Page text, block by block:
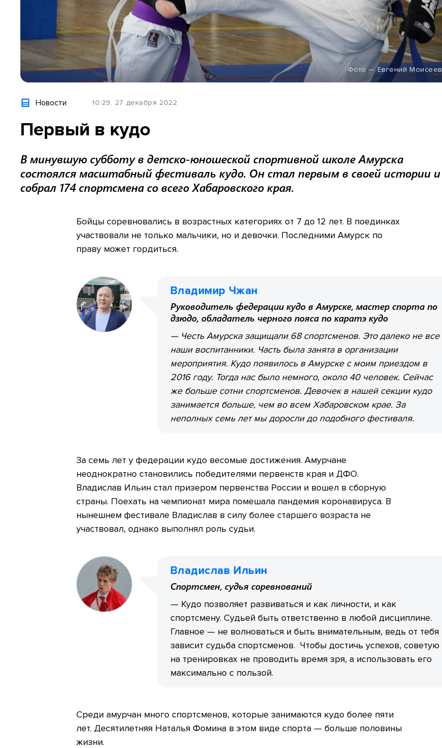
Фото — Евгений Моисеев
Новости 10:29, 27 декабря 2022
Первый в кудо
В минувшую субботу в детско-юношеской спортивной школе Амурска
состоялся масштабный фестиваль кудо. Он стал первым в своей истории и
собрал 174 спортсмена со всего Хабаровского края.
Бойцы соревновались в возрастных категориях от 7 до 12 лет. В поединках
участвовали не только мальчики, но и девочки. Последними Амурск по
праву может гордиться.
Владимир Чжан
Руководитель федерации кудо в Амурске, мастер спорта по
дзюдо, обладатель черного пояса по каратэ кудо
— Честь Амурска защищали 68 спортсменов. Это далеко не все
наши воспитанники. Часть была занята в организации
мероприятия. Кудо появилось в Амурске с моим приездом в
2016 году. Тогда нас было немного, около 40 человек. Сейчас
же больше сотни спортсменов. Девочек в нашей секции кудо
занимается больше, чем во всем Хабаровском крае. За
неполных семь лет мы доросли до подобного фестиваля.
За семь лет у федерации кудо весомые достижения. Амурчане
неоднократно становились победителями первенств края и ДФО.
Владислав Ильин стал призером первенства России и вошел в сборную
страны. Поехать на чемпионат мира помешала пандемия коронавируса. В
нынешнем фестивале Владислав в силу более старшего возраста не
участвовал, однако выполнял роль судьи.
Владислав Ильин
Спортсмен, судья соревнований
— Кудо позволяет развиваться и как личности, и как
спортсмену. Судьей быть ответственно в любой дисциплине.
Главное — не волноваться и быть внимательным, ведь от тебя
зависит судьба спортсменов. Чтобы достичь успехов, советую
на тренировках не проводить время зря, а использовать его
максимально с пользой.
Среди амурчан много спортсменов, которые занимаются кудо более пяти
лет. Десятилетняя Наталья Фомина в этом виде спорта — больше половины
жизни.